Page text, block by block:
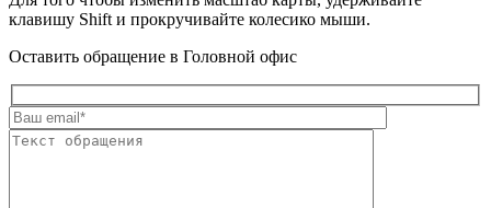
клавишу Shift и прокручивайте колесико мыши.
Оставить обращение в Головной офис